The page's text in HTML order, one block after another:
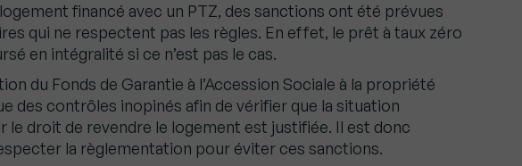
logement financé avec un PTZ, des sanctions ont été prévues
qui ne respectent pas les règles. En effet, le prêt à taux zéro
en intégralité si ce n’est pas le cas.
du Fonds de Garantie à l’Accession Sociale à la propriété
des contrôles inopinés afin de vérifier que la situation
le droit de revendre le logement est justifiée. Il est donc
la règlementation pour éviter ces sanctions.